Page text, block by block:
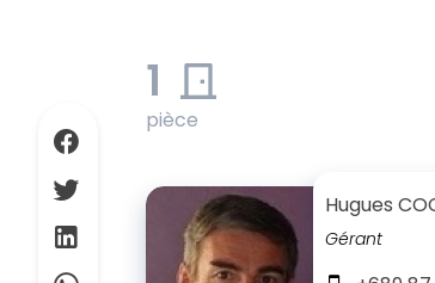
1
pièce
Hugues
Gérant